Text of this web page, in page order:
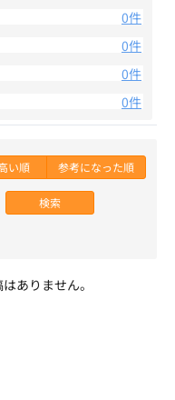
0件
0件
0件
0件
い順 参考になった順
検索
ありません。